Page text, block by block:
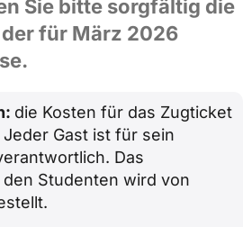
Sie bitte sorgfältig die
für März 2026
die Kosten für das Zugticket
Gast ist für sein
Das
Studenten wird von